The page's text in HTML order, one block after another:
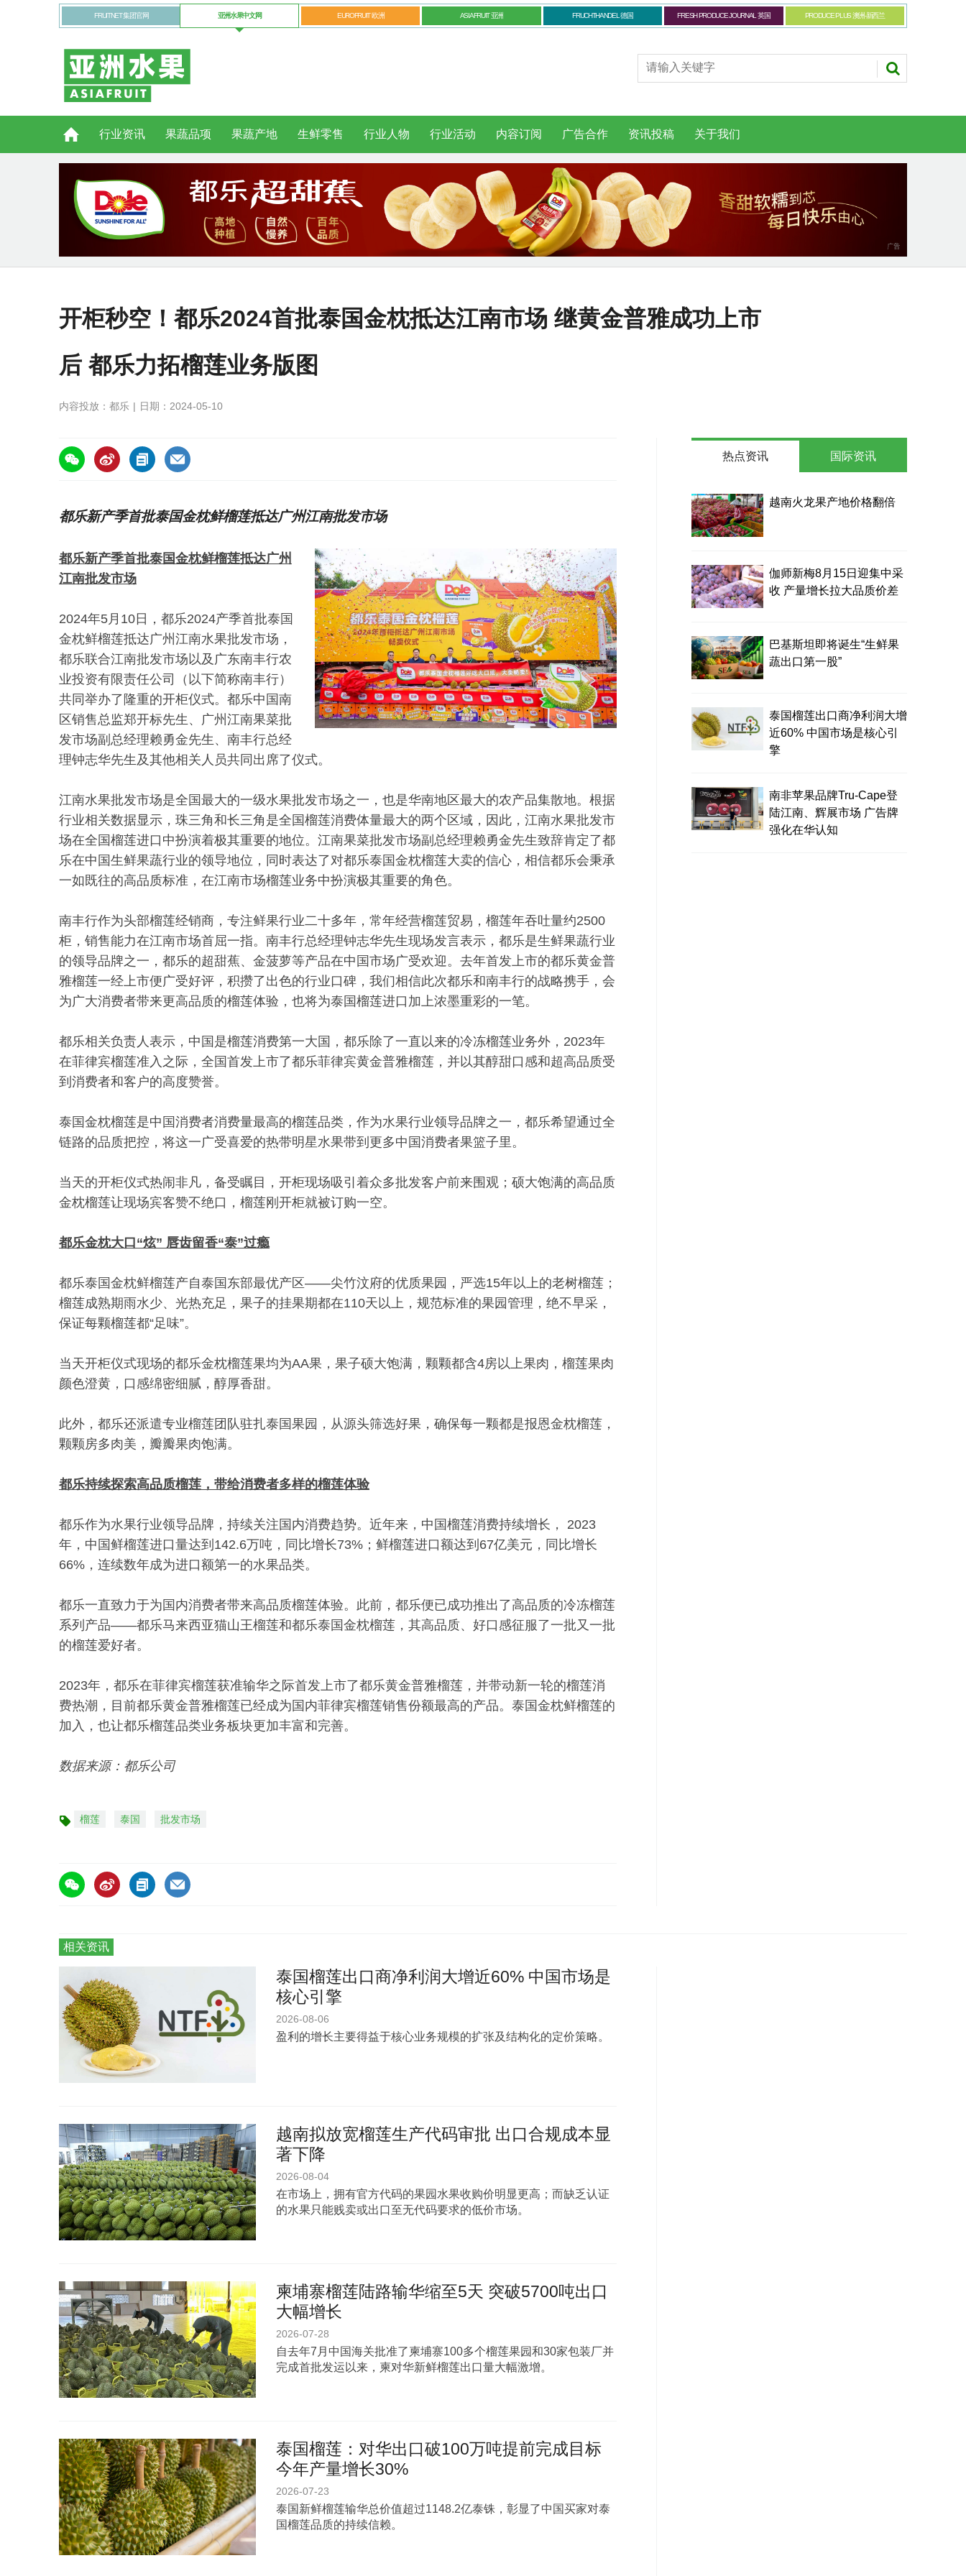
FRUITNET 集团官网 亚洲水果中文网 EUROFRUIT 欧洲 ASIAFRUIT 亚洲 FRUCHTHANDEL 德国 FRESH PRODUCE JOURNAL 英国 PRODUCE PLUS 澳洲-新西兰
行业资讯 果蔬品项 果蔬产地 生鲜零售 行业人物 行业活动 内容订阅 广告合作 资讯投稿 关于我们
开柜秒空！都乐2024首批泰国金枕抵达江南市场 继黄金普雅成功上市
后 都乐力拓榴莲业务版图
内容投放：都乐 日期：2024-05-10
https://asiafruitchina.net/27612.html
都乐新产季首批泰国金枕鲜榴莲抵达广州江南批发市场
都乐新产季首批泰国金枕鲜榴莲抵达广州
江南批发市场
2024年5月10日，都乐2024产季首批泰国
金枕鲜榴莲抵达广州江南水果批发市场，
都乐联合江南批发市场以及广东南丰行农
业投资有限责任公司（以下简称南丰行）
共同举办了隆重的开柜仪式。都乐中国南
区销售总监郑开标先生、广州江南果菜批
发市场副总经理赖勇金先生、南丰行总经
理钟志华先生及其他相关人员共同出席了仪式。
江南水果批发市场是全国最大的一级水果批发市场之一，也是华南地区最大的农产品集散地。根据
行业相关数据显示，珠三角和长三角是全国榴莲消费体量最大的两个区域，因此，江南水果批发市
场在全国榴莲进口中扮演着极其重要的地位。江南果菜批发市场副总经理赖勇金先生致辞肯定了都
乐在中国生鲜果蔬行业的领导地位，同时表达了对都乐泰国金枕榴莲大卖的信心，相信都乐会秉承
一如既往的高品质标准，在江南市场榴莲业务中扮演极其重要的角色。
南丰行作为头部榴莲经销商，专注鲜果行业二十多年，常年经营榴莲贸易，榴莲年吞吐量约2500
柜，销售能力在江南市场首屈一指。南丰行总经理钟志华先生现场发言表示，都乐是生鲜果蔬行业
的领导品牌之一，都乐的超甜蕉、金菠萝等产品在中国市场广受欢迎。去年首发上市的都乐黄金普
雅榴莲一经上市便广受好评，积攒了出色的行业口碑，我们相信此次都乐和南丰行的战略携手，会
为广大消费者带来更高品质的榴莲体验，也将为泰国榴莲进口加上浓墨重彩的一笔。
都乐相关负责人表示，中国是榴莲消费第一大国，都乐除了一直以来的冷冻榴莲业务外，2023年
在菲律宾榴莲准入之际，全国首发上市了都乐菲律宾黄金普雅榴莲，并以其醇甜口感和超高品质受
到消费者和客户的高度赞誉。
泰国金枕榴莲是中国消费者消费量最高的榴莲品类，作为水果行业领导品牌之一，都乐希望通过全
链路的品质把控，将这一广受喜爱的热带明星水果带到更多中国消费者果篮子里。
当天的开柜仪式热闹非凡，备受瞩目，开柜现场吸引着众多批发客户前来围观；硕大饱满的高品质
金枕榴莲让现场宾客赞不绝口，榴莲刚开柜就被订购一空。
都乐金枕大口“炫” 唇齿留香“泰”过瘾
都乐泰国金枕鲜榴莲产自泰国东部最优产区——尖竹汶府的优质果园，严选15年以上的老树榴莲；
榴莲成熟期雨水少、光热充足，果子的挂果期都在110天以上，规范标准的果园管理，绝不早采，
保证每颗榴莲都“足味”。
当天开柜仪式现场的都乐金枕榴莲果均为AA果，果子硕大饱满，颗颗都含4房以上果肉，榴莲果肉
颜色澄黄，口感绵密细腻，醇厚香甜。
此外，都乐还派遣专业榴莲团队驻扎泰国果园，从源头筛选好果，确保每一颗都是报恩金枕榴莲，
颗颗房多肉美，瓣瓣果肉饱满。
都乐持续探索高品质榴莲，带给消费者多样的榴莲体验
都乐作为水果行业领导品牌，持续关注国内消费趋势。近年来，中国榴莲消费持续增长， 2023
年，中国鲜榴莲进口量达到142.6万吨，同比增长73%；鲜榴莲进口额达到67亿美元，同比增长
66%，连续数年成为进口额第一的水果品类。
都乐一直致力于为国内消费者带来高品质榴莲体验。此前，都乐便已成功推出了高品质的冷冻榴莲
系列产品——都乐马来西亚猫山王榴莲和都乐泰国金枕榴莲，其高品质、好口感征服了一批又一批
的榴莲爱好者。
2023年，都乐在菲律宾榴莲获准输华之际首发上市了都乐黄金普雅榴莲，并带动新一轮的榴莲消
费热潮，目前都乐黄金普雅榴莲已经成为国内菲律宾榴莲销售份额最高的产品。泰国金枕鲜榴莲的
加入，也让都乐榴莲品类业务板块更加丰富和完善。
数据来源：都乐公司
标 榴莲 泰国 批发市场
热点资讯
越南火龙果产地价格翻倍
伽师新梅8月15日迎集中采
收 产量增长拉大品质价差
巴基斯坦即将诞生“生鲜果
蔬出口第一股”
泰国榴莲出口商净利润大增
近60% 中国市场是核心引
擎
南非苹果品牌Tru-Cape登
陆江南、辉展市场 广告牌
强化在华认知
国际资讯
相关资讯
泰国榴莲出口商净利润大增近60% 中国市场是
核心引擎
2026-08-06
盈利的增长主要得益于核心业务规模的扩张及结构化的定价策略。
越南拟放宽榴莲生产代码审批 出口合规成本显
著下降
2026-08-04
在市场上，拥有官方代码的果园水果收购价明显更高；而缺乏认证
的水果只能贱卖或出口至无代码要求的低价市场。
柬埔寨榴莲陆路输华缩至5天 突破5700吨出口
大幅增长
2026-07-28
自去年7月中国海关批准了柬埔寨100多个榴莲果园和30家包装厂并
完成首批发运以来，柬对华新鲜榴莲出口量大幅激增。
泰国榴莲：对华出口破100万吨提前完成目标
今年产量增长30%
2026-07-23
泰国新鲜榴莲输华总价值超过1148.2亿泰铢，彰显了中国买家对泰
国榴莲品质的持续信赖。